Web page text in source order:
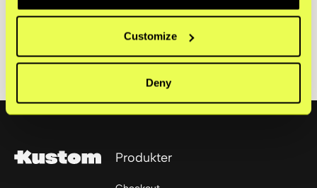
Customize
Deny
Se ledige stillinger
Footer
Produkter